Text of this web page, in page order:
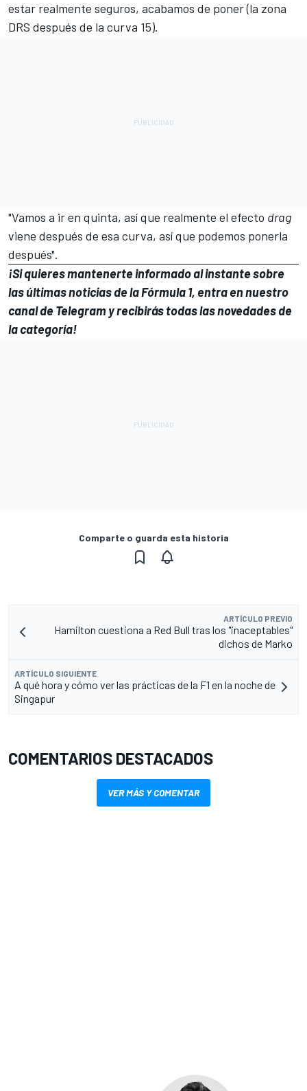
estar realmente seguros, acabamos de poner (la zona
DRS después de la curva 15).
"Vamos a ir en quinta, así que realmente el efecto drag
viene después de esa curva, así que podemos ponerla
después".
¡Si quieres mantenerte informado al instante sobre
las últimas noticias de laFórmula 1, entra ennuestro
canal de Telegramy recibirás todas las novedades de
la categoría!
Comparte o guarda esta historia
ARTÍCULO PREVIO
Hamilton cuestiona a Red Bull tras los "inaceptables"
dichos de Marko
ARTÍCULO SIGUIENTE
A qué hora y cómo ver las prácticas de la F1 en la noche de
Singapur
COMENTARIOS DESTACADOS
VER MÁS Y COMENTAR